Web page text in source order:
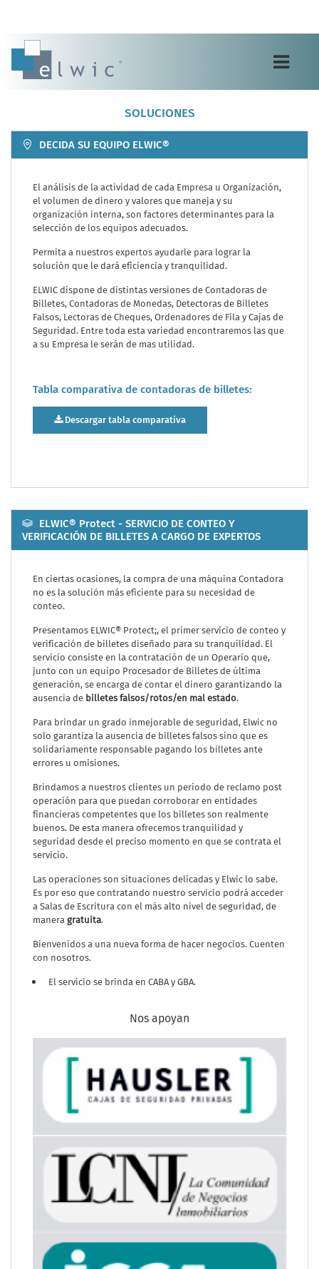
Toggle
navigation
SOLUCIONES
DECIDA SU EQUIPO ELWIC®
El análisis de la actividad de cada Empresa u Organización,
el volumen de dinero y valores que maneja y su
organización interna, son factores determinantes para la
selección de los equipos adecuados.
Permita a nuestros expertos ayudarle para lograr la
solución que le dará eficiencia y tranquilidad.
ELWIC dispone de distintas versiones de Contadoras de
Billetes, Contadoras de Monedas, Detectoras de Billetes
Falsos, Lectoras de Cheques, Ordenadores de Fila y Cajas de
Seguridad. Entre toda esta variedad encontraremos las que
a su Empresa le serán de mas utilidad.
Tabla comparativa de contadoras de billetes:
Descargar tabla comparativa
ELWIC® Protect - SERVICIO DE CONTEO Y
VERIFICACIÓN DE BILLETES A CARGO DE EXPERTOS
En ciertas ocasiones, la compra de una máquina Contadora
no es la solución más eficiente para su necesidad de
conteo.
Presentamos ELWIC® Protect;, el primer servicio de conteo y
verificación de billetes diseñado para su tranquilidad. El
servicio consiste en la contratación de un Operario que,
junto con un equipo Procesador de Billetes de última
generación, se encarga de contar el dinero garantizando la
ausencia de billetes falsos/rotos/en mal estado.
Para brindar un grado inmejorable de seguridad, Elwic no
solo garantiza la ausencia de billetes falsos sino que es
solidariamente responsable pagando los billetes ante
errores u omisiones.
Brindamos a nuestros clientes un período de reclamo post
operación para que puedan corroborar en entidades
financieras competentes que los billetes son realmente
buenos. De esta manera ofrecemos tranquilidad y
seguridad desde el preciso momento en que se contrata el
servicio.
Las operaciones son situaciones delicadas y Elwic lo sabe.
Es por eso que contratando nuestro servicio podrá acceder
a Salas de Escritura con el más alto nivel de seguridad, de
maneragratuita.
Bienvenidos a una nueva forma de hacer negocios. Cuenten
con nosotros.
El servicio se brinda en CABA y GBA.
Nos apoyan